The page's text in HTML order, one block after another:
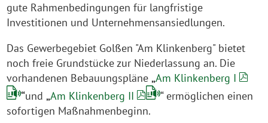
gute Rahmenbedingungen für langfristige
Investitionen und Unternehmensansiedlungen.
Das Gewerbegebiet Golßen "Am Klinkenberg" bietet
noch freie Grundstücke zur Niederlassung an. Die
vorhandenen Bebauungspläne„Am Klinkenberg I
“und„Am Klinkenberg II
“ ermöglichen einen
sofortigen Maßnahmenbeginn.